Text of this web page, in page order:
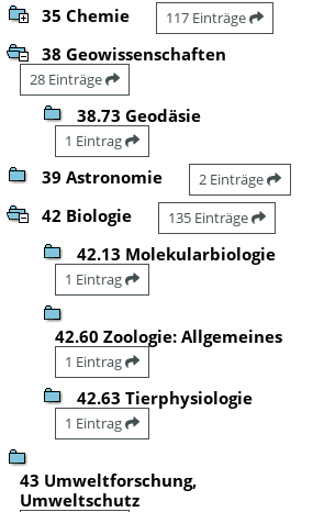
35 Chemie 117 Einträge
38 Geowissenschaften
28 Einträge
38.73 Geodäsie
1 Eintrag
39 Astronomie 2 Einträge
42 Biologie 135 Einträge
42.13 Molekularbiologie
1 Eintrag
42.60 Zoologie: Allgemeines
1 Eintrag
42.63 Tierphysiologie
1 Eintrag
43 Umweltforschung,
Umweltschutz